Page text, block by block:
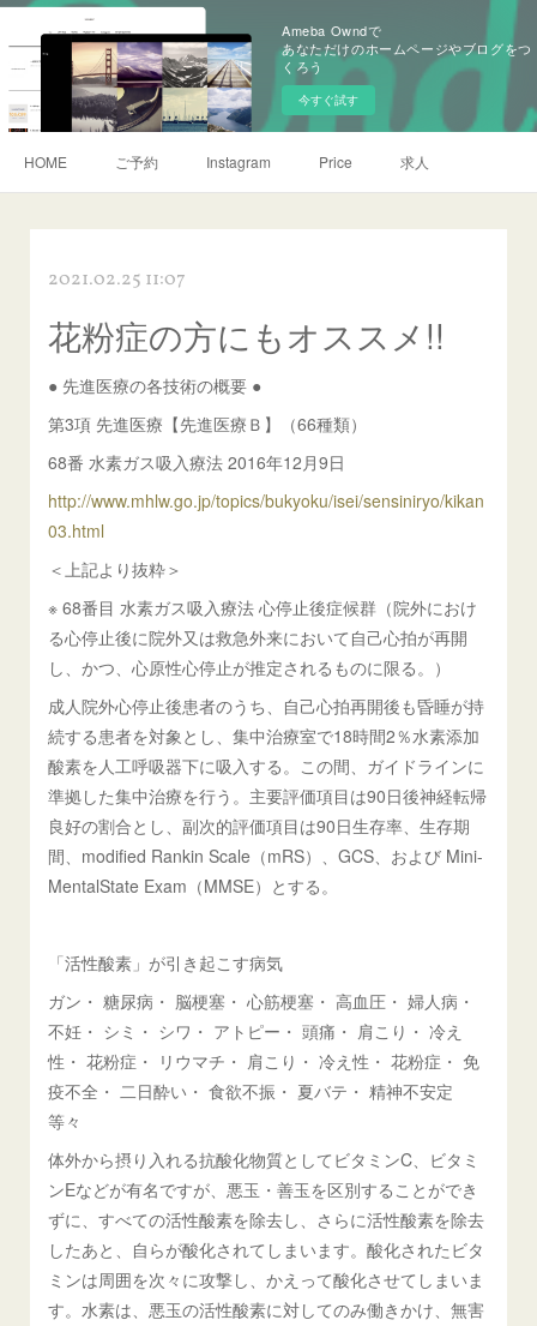
Ameba Owndで
あなただけのホームページやブログをつ
くろう
今すぐ試す
HOME ご予約 Instagram Price 求人
2021.02.25 11:07
花粉症の方にもオススメ!!
● 先進医療の各技術の概要 ●
第3項 先進医療【先進医療Ｂ】（66種類）
68番 水素ガス吸入療法 2016年12月9日
http://www.mhlw.go.jp/topics/bukyoku/isei/sensiniryo/kikan
03.html
＜上記より抜粋＞
※ 68番目 水素ガス吸入療法 心停止後症候群（院外におけ
る心停止後に院外又は救急外来において自己心拍が再開
し、かつ、心原性心停止が推定されるものに限る。）
成人院外心停止後患者のうち、自己心拍再開後も昏睡が持
続する患者を対象とし、集中治療室で18時間2％水素添加
酸素を人工呼吸器下に吸入する。この間、ガイドラインに
準拠した集中治療を行う。主要評価項目は90日後神経転帰
良好の割合とし、副次的評価項目は90日生存率、生存期
間、modified Rankin Scale（mRS）、GCS、および Mini-
MentalState Exam（MMSE）とする。
「活性酸素」が引き起こす病気
ガン・ 糖尿病・ 脳梗塞・ 心筋梗塞・ 高血圧・ 婦人病・
不妊・ シミ・ シワ・ アトピー・ 頭痛・ 肩こり・ 冷え
性・ 花粉症・ リウマチ・ 肩こり・ 冷え性・ 花粉症・ 免
疫不全・ 二日酔い・ 食欲不振・ 夏バテ・ 精神不安定
等々
体外から摂り入れる抗酸化物質としてビタミンC、ビタミ
ンEなどが有名ですが、悪玉・善玉を区別することができ
ずに、すべての活性酸素を除去し、さらに活性酸素を除去
したあと、自らが酸化されてしまいます。酸化されたビタ
ミンは周囲を次々に攻撃し、かえって酸化させてしまいま
す。水素は、悪玉の活性酸素に対してのみ働きかけ、無害